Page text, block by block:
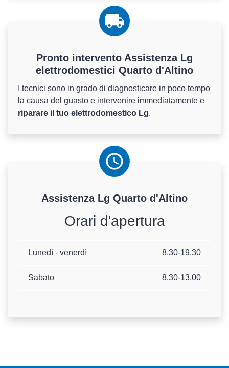
Pronto intervento Assistenza Lg
elettrodomestici Quarto d'Altino
I tecnici sono in grado di diagnosticare in poco tempo
la causa del guasto e intervenire immediatamente e
riparare il tuo elettrodomestico Lg.
Assistenza Lg Quarto d'Altino
Orari d'apertura
Lunedì - venerdì 8.30-19.30
Sabato 8.30-13.00